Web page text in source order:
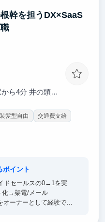
ードレビューや設計思
きる環境が整っていま
件多数！】
大手企業ばかり！エン
幹を担うDX×SaaS
の頭線渋谷駅から6分
髪型自由 交通費支給
ポイント
ドセールスの0→1を実
化→架電/メール
ーナーとして経験でき